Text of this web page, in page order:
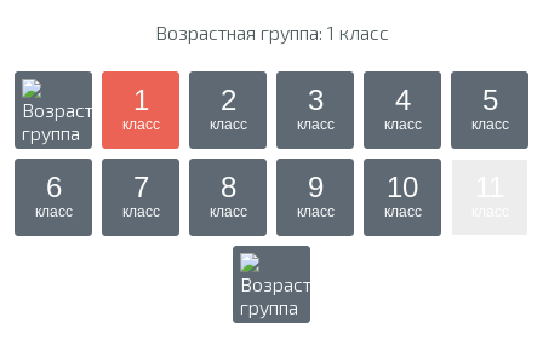
Возрастная группа: 1 класс
1
класс
2
класс
3
класс
4
класс
5
класс
6
класс
7
класс
8
класс
9
класс
10
класс